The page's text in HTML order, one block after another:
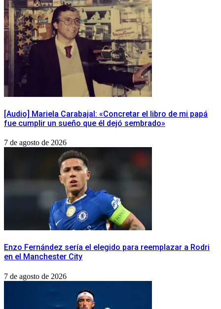
[Audio] Mariela Carabajal: «Concretar el libro de mi papá
fue cumplir un sueño que él dejó sembrado»
7 de agosto de 2026
Enzo Fernández sería el elegido para reemplazar a Rodri
en el Manchester City
7 de agosto de 2026